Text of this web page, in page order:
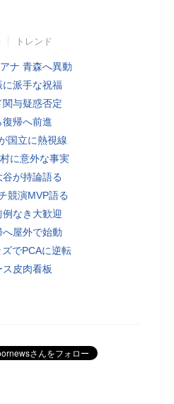
トレンド
ナ 青森へ異動
に派手な祝福
関与疑惑否定
帰へ前進
国立に熱視線
に意外な事実
が持論語る
競演MVP語る
なき大歓迎
屋外で始動
でPCAに逆転
皮肉看板